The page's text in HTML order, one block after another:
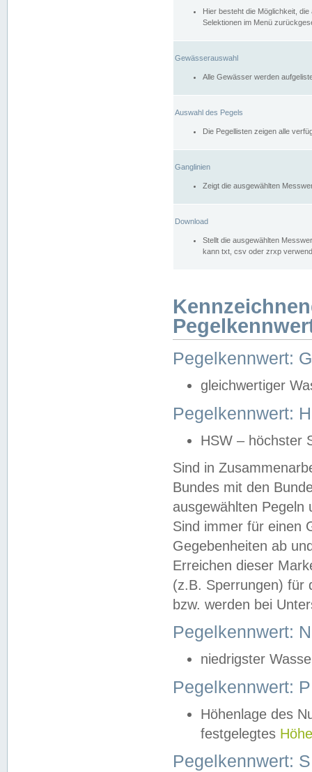
Hier besteht die Möglichkeit,
Selektionen im Menü
Gewässerauswahl
Alle Gewässer werden
Auswahl des Pegels
Die Pegellisten zeigen alle
Ganglinien
Zeigt die ausgewählten
Download
Stellt die ausgewählten
kann txt, csv oder zrxp
Pegelkennwert:
gleichwertiger
Pegelkennwert:
HSW – höchster
Sind in
Bundes mit den
ausgewählten
Sind immer für einen
Gegebenheiten ab
Erreichen dieser
(z.B. Sperrungen) für
bzw. werden bei
Pegelkennwert:
niedrigster
Pegelkennwert:
Höhenlage des
festgelegtes
Pegelkennwert: